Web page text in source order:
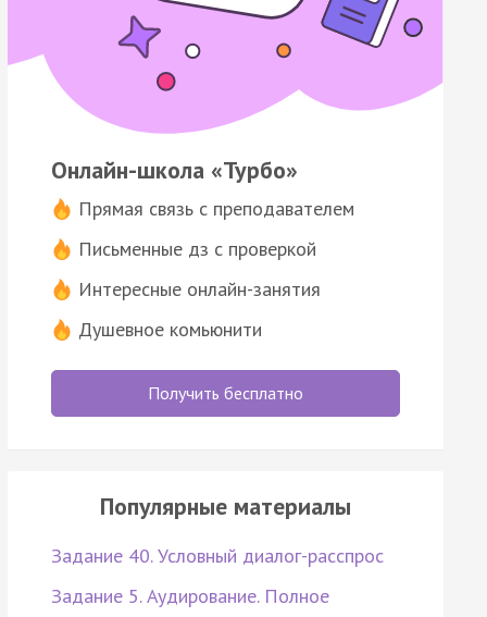
Онлайн-школа «Турбо»
Прямая связь с преподавателем
Письменные дз с проверкой
Интересные онлайн-занятия
Душевное комьюнити
Получить бесплатно
Популярные материалы
Задание 40. Условный диалог-расспрос
Задание 5. Аудирование. Полное